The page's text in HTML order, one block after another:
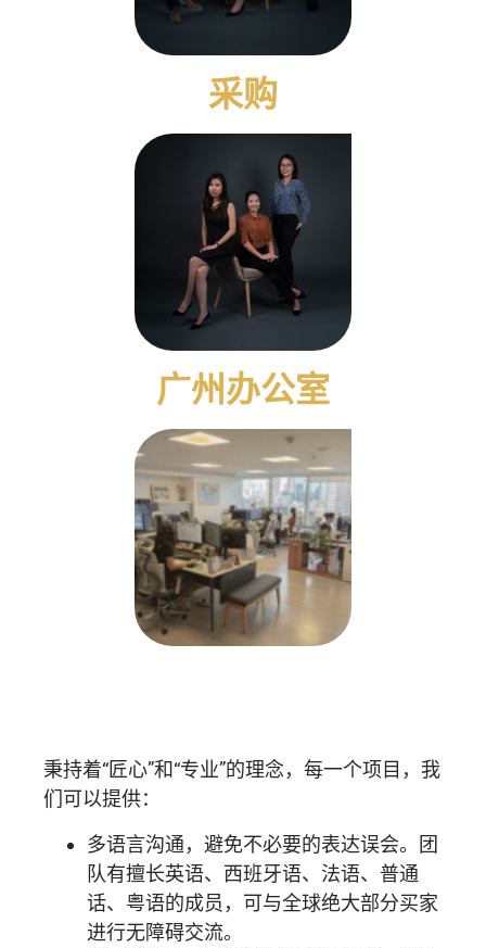
采购
广州办公室
秉持着“匠心”和“专业”的理念，每一个项目，我
们可以提供：
多语言沟通，避免不必要的表达误会。团
队有擅长英语、西班牙语、法语、普通
话、粤语的成员，可与全球绝大部分买家
进行无障碍交流。